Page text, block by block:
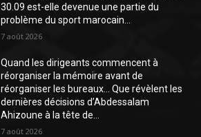
30.09 est-elle devenue une partie du
problème du sport marocain...
7 août 2026
Quand les dirigeants commencent à
réorganiser la mémoire avant de
réorganiser les bureaux… Que révèlent les
dernières décisions d’Abdessalam
Ahizoune à la tête de...
7 août 2026